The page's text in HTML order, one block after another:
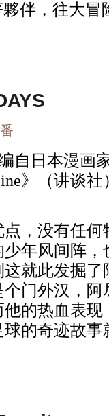
伴，往大冒
自日本漫画
》（讲谈
，没有任
年风间阵
这就此发掘
门外汉，
的热血表
的奇迹故事